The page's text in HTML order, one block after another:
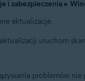
i zabezpieczenia▸
aktualizacje.
uruchom
problemów